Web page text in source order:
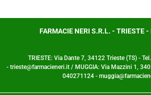
FARMACIE NERI S.R.L. - TRIESTE
TRIESTE: Via Dante 7, 34122 Trieste (TS) -
- trieste@farmacieneri.it / MUGGIA: Via Mazzini 1,
040271124 -